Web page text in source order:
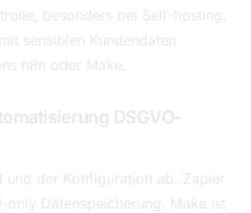
besonders bei Self-hosting.
sensiblen Kundendaten
n8n oder Make.
DSGVO-
und der Konfiguration ab. Zapier
only Datenspeicherung. Make ist